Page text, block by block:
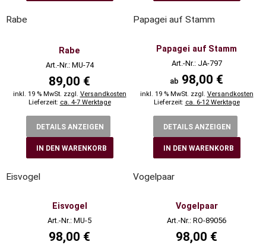
Rabe
Rabe
Art.-Nr.: MU-74
89,00 €
inkl. 19 % MwSt. zzgl. Versandkosten
Lieferzeit: ca. 4-7 Werktage
DETAILS ANZEIGEN
IN DEN WARENKORB
Papagei auf Stamm
Papagei auf Stamm
Art.-Nr.: JA-797
ab 98,00 €
inkl. 19 % MwSt. zzgl. Versandkosten
Lieferzeit: ca. 6-12 Werktage
DETAILS ANZEIGEN
IN DEN WARENKORB
Eisvogel
Eisvogel
Art.-Nr.: MU-5
98,00 €
Vogelpaar
Vogelpaar
Art.-Nr.: RO-89056
98,00 €